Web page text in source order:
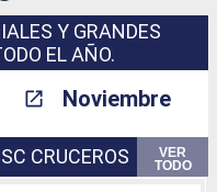
Y GRANDES
EL AÑO.
Noviembre
CRUCEROS
VER
TODO